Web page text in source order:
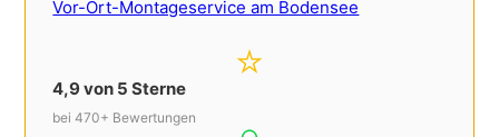
Vor-Ort-Montageservice am Bodensee
4,9 von 5 Sterne
bei 470+ Bewertungen